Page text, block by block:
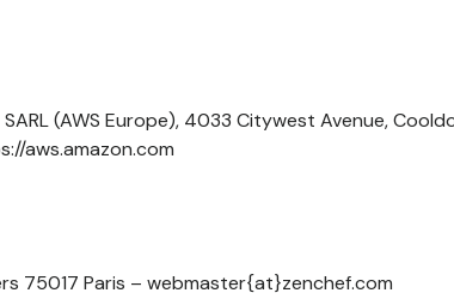
(AWS Europe), 4033 Citywest Avenue,
aws.amazon.com
75017 Paris – webmaster{at}zenchef.com